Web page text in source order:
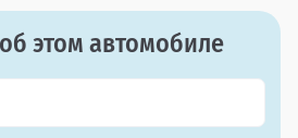
этом автомобиле